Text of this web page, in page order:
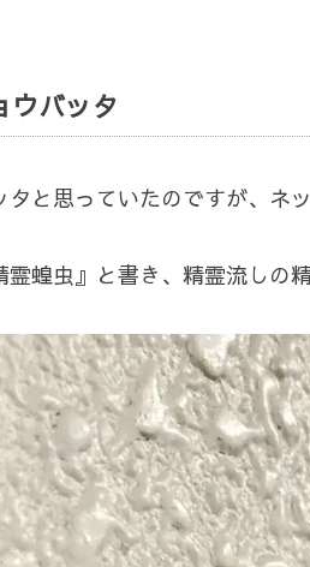
ウバッタ
タと思っていたのですが、ネ
蝗虫』と書き、精霊流しの